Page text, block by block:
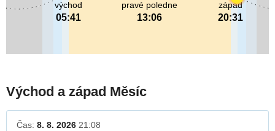
pravé poledne
13:06
východ
05:41
západ
20:31
Východ a západ Měsíc
Čas: 8. 8. 2026 21:08